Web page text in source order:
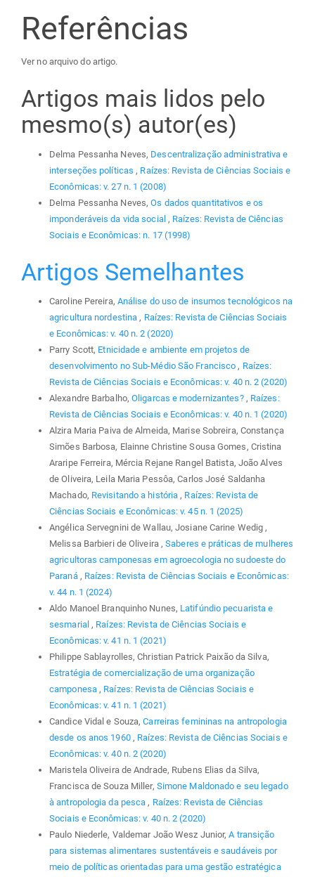
Referências
Ver no arquivo do artigo.
Artigos mais lidos pelo
mesmo(s) autor(es)
Delma Pessanha Neves, Descentralização administrativa e
interseções políticas , Raízes: Revista de Ciências Sociais e
Econômicas: v. 27 n. 1 (2008)
Delma Pessanha Neves,Os dados quantitativos e os
imponderáveis da vida social , Raízes: Revista de Ciências
Sociais e Econômicas: n. 17 (1998)
Artigos Semelhantes
Caroline Pereira, Análise do uso de insumos tecnológicos na
agricultura nordestina, Raízes: Revista de Ciências Sociais
e Econômicas: v. 40 n. 2 (2020)
Parry Scott, Etnicidade e ambiente em projetos de
desenvolvimento no Sub-Médio São Francisco, Raízes:
Revista de Ciências Sociais e Econômicas: v. 40 n. 2 (2020)
Alexandre Barbalho, Oligarcas e modernizantes? , Raízes:
Revista de Ciências Sociais e Econômicas: v. 40 n. 1 (2020)
Alzira Maria Paiva de Almeida, Marise Sobreira, Constança
Simões Barbosa, Elainne Christine Sousa Gomes, Cristina
Araripe Ferreira, Mércia Rejane Rangel Batista, João Alves
de Oliveira, Leila Maria Pessôa, Carlos José Saldanha
Machado, Revisitando a história, Raízes: Revista de
Ciências Sociais e Econômicas: v. 45 n. 1 (2025)
Angélica Servegnini de Wallau, Josiane Carine Wedig ,
Melissa Barbieri de Oliveira ,Saberes e práticas de mulheres
agricultoras camponesas em agroecologia no sudoeste do
Paraná , Raízes: Revista de Ciências Sociais e Econômicas:
v. 44 n. 1 (2024)
Aldo Manoel Branquinho Nunes, Latifúndio pecuarista e
sesmarial , Raízes: Revista de Ciências Sociais e
Econômicas: v. 41 n. 1 (2021)
Philippe Sablayrolles, Christian Patrick Paixão da Silva,
Estratégia de comercialização de uma organização
camponesa , Raízes: Revista de Ciências Sociais e
Econômicas: v. 41 n. 1 (2021)
Candice Vidal e Souza,Carreiras femininas na antropologia
desde os anos 1960 , Raízes: Revista de Ciências Sociais e
Econômicas: v. 40 n. 2 (2020)
Maristela Oliveira de Andrade, Rubens Elias da Silva,
Francisca de Souza Miller, Simone Maldonado e seu legado
à antropologia da pesca, Raízes: Revista de Ciências
Sociais e Econômicas: v. 40 n. 2 (2020)
Paulo Niederle, Valdemar João Wesz Junior,A transição
para sistemas alimentares sustentáveis e saudáveis por
meio de políticas orientadas para uma gestão estratégica